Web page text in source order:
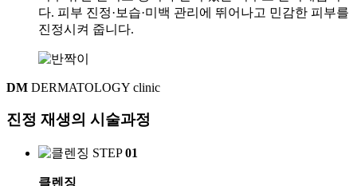
다. 피부 진정·보습·미백 관리에 뛰어나고 민감한 피부를
진정시켜 줍니다.
DM DERMATOLOGY clinic
진정 재생의 시술과정
STEP01
클렌징